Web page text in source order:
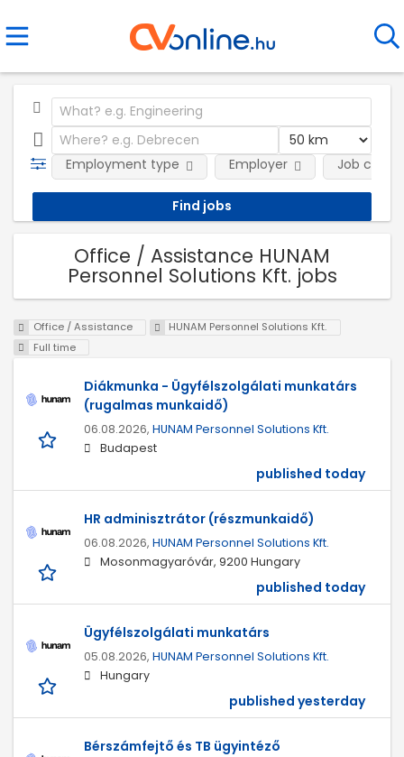
Employment type Employer Job
Office / Assistance HUNAM
Personnel Solutions Kft. jobs
Office / Assistance
HUNAM Personnel Solutions Kft.
Full time
Diákmunka - Ügyfélszolgálati munkatárs
(rugalmas munkaidő)
06.08.2026, HUNAM Personnel Solutions Kft.
Budapest
published today
HR adminisztrátor (részmunkaidő)
06.08.2026, HUNAM Personnel Solutions Kft.
Mosonmagyaróvár, 9200 Hungary
published today
Ügyfélszolgálati munkatárs
05.08.2026, HUNAM Personnel Solutions Kft.
Hungary
published yesterday
Bérszámfejtő és TB ügyintéző